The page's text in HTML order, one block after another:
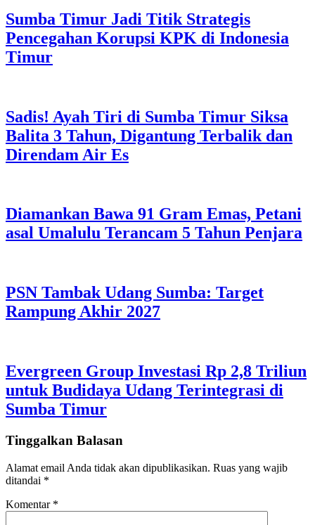
Sumba Timur Jadi Titik Strategis
Pencegahan Korupsi KPK di Indonesia
Timur
Sadis! Ayah Tiri di Sumba Timur Siksa
Balita 3 Tahun, Digantung Terbalik dan
Direndam Air Es
Diamankan Bawa 91 Gram Emas, Petani
asal Umalulu Terancam 5 Tahun Penjara
PSN Tambak Udang Sumba: Target
Rampung Akhir 2027
Evergreen Group Investasi Rp 2,8 Triliun
untuk Budidaya Udang Terintegrasi di
Sumba Timur
Tinggalkan Balasan
Alamat email Anda tidak akan dipublikasikan. Ruas yang wajib
ditandai *
Komentar *